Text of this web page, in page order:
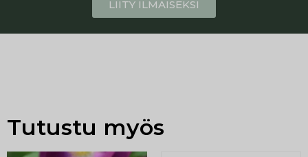
LIITY ILMAISEKSI
Tutustu myös